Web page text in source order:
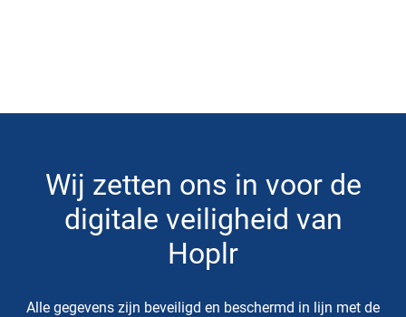
Wij zetten ons in voor de
digitale veiligheid van
Hoplr
Alle gegevens zijn beveiligd en beschermd in lijn met de